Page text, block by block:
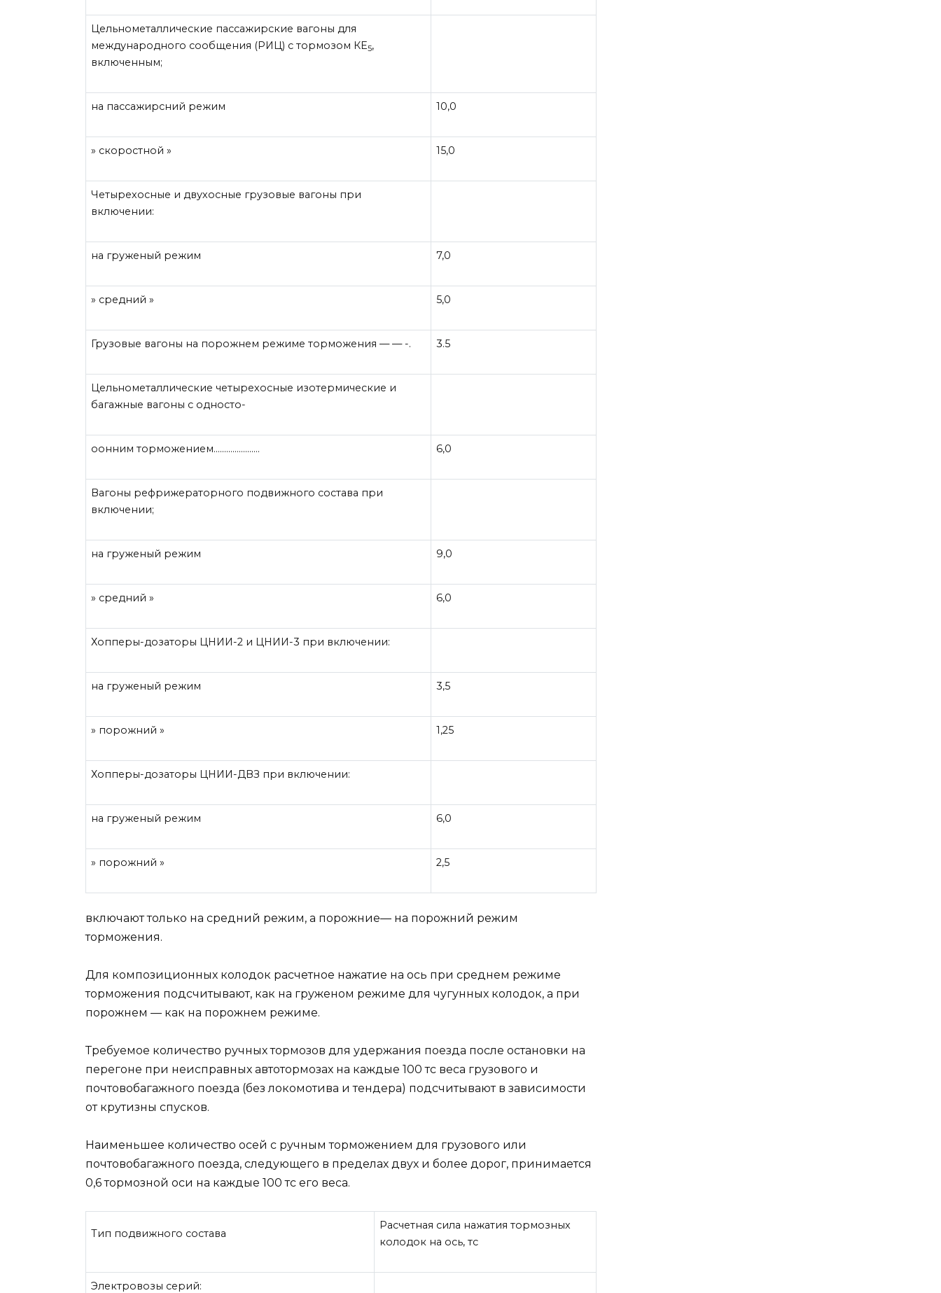
Цельнометаллические пассажирские вагоны для
международного сообщения (РИЦ) с тормозом КЕ5,
включенным;
на пассажирсний режим 10,0
» скоростной » 15,0
Четырехосные и двухосные грузовые вагоны при
включении:
на груженый режим 7,0
» средний » 5,0
Грузовые вагоны на порожнем режиме торможения — — -. 3.5
Цельнометаллические четырехосные изотермические и
багажные вагоны с односто-
оонним торможением…………………. 6,0
Вагоны рефрижераторного подвижного состава при
включении;
на груженый режим 9,0
» средний » 6,0
Хопперы-дозаторы ЦНИИ-2 и ЦНИИ-3 при включении:
на груженый режим 3,5
» порожний » 1,25
Хопперы-дозаторы ЦНИИ-ДВЗ при включении:
на груженый режим 6,0
» порожний » 2,5
включают только на средний режим, а порожние— на порожний режим
торможения.
Для композиционных колодок расчетное нажатие на ось при среднем режиме
торможения подсчитывают, как на груженом режиме для чугунных колодок, а при
порожнем — как на порожнем режиме.
Требуемое количество ручных тормозов для удержания поезда после остановки на
перегоне при неисправных автотормозах на каждые 100 тс веса грузового и
почтовобагажного поезда (без локомотива и тендера) подсчитывают в зависимости
от крутизны спусков.
Наименьшее количество осей с ручным торможением для грузового или
почтовобагажного поезда, следующего в пределах двух и более дорог, принимается
0,6 тормозной оси на каждые 100 тс его веса.
Тип подвижного состава
Расчетная сила нажатия тормозных
колодок на ось, тс
Электровозы серий: